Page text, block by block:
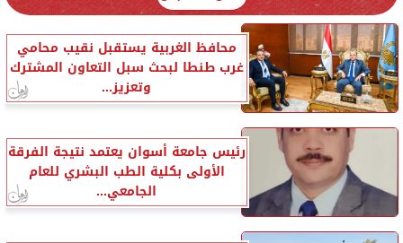
محافظ الغربية يستقبل نقيب محامي
غرب طنطا لبحث سبل التعاون المشترك
وتعزيز...
رئيس جامعة أسوان يعتمد نتيجة الفرقة
الأولى بكلية الطب البشري للعام
الجامعي...